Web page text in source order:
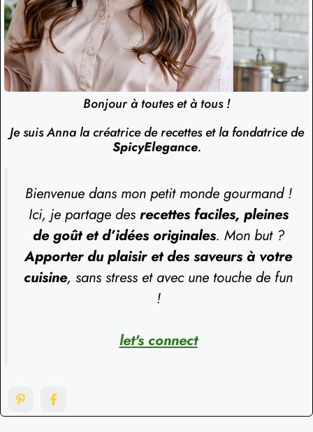
Bonjour à toutes et à tous !
Je suis Anna la créatrice de recettes et la fondatrice de
SpicyElegance.
Bienvenue dans mon petit monde gourmand !
Ici, je partage des recettes faciles, pleines
de goût et d’idées originales. Mon but ?
Apporter du plaisir et des saveurs à votre
cuisine, sans stress et avec une touche de fun
!
let's connect